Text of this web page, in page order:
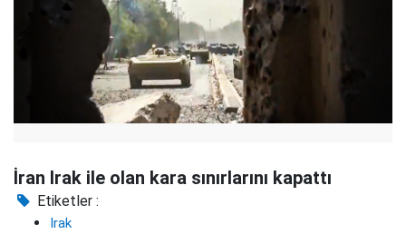
İran Irak ile olan kara sınırlarını kapattı
Etiketler :
Irak